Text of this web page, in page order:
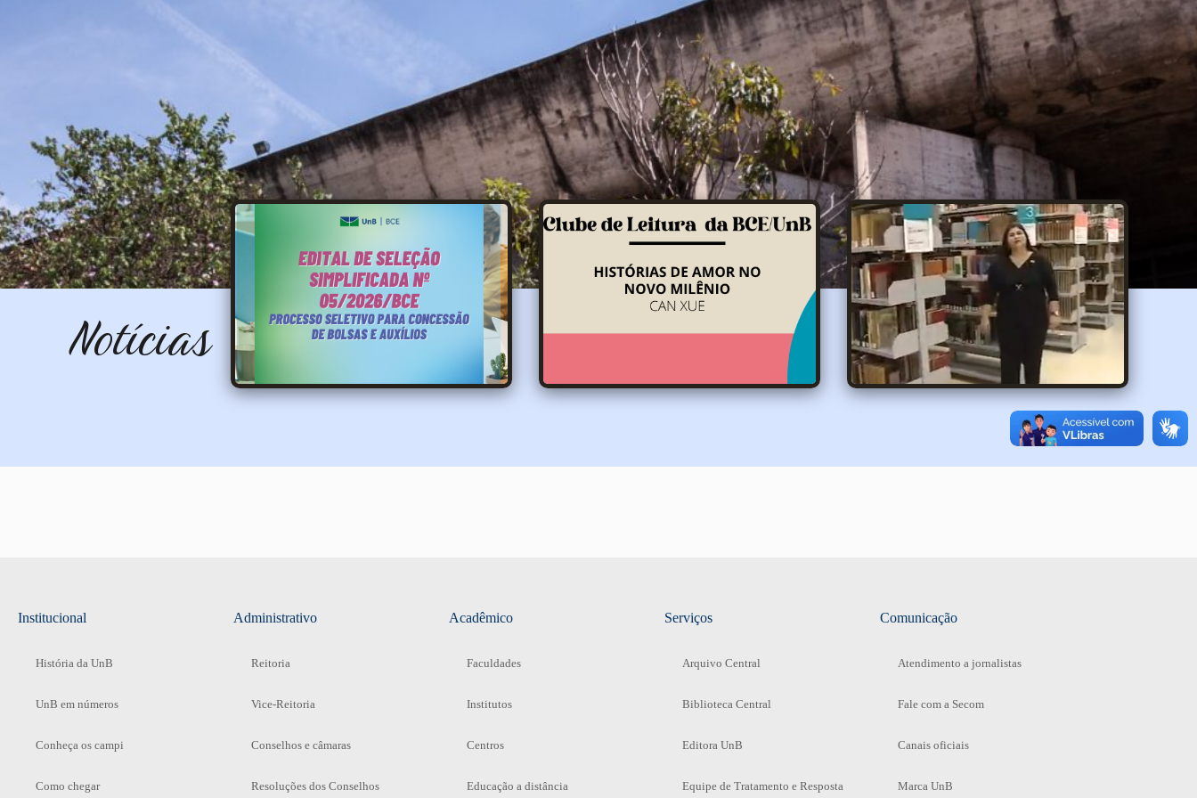
Notícias
Institucional
História da UnB
UnB em números
Conheça os campi
Como chegar
Administrativo
Reitoria
Vice-Reitoria
Conselhos e câmaras
Resoluções dos Conselhos
Acadêmico
Faculdades
Institutos
Centros
Educação a distância
Serviços
Arquivo Central
Biblioteca Central
Editora UnB
Equipe de Tratamento e Resposta
Comunicação
Atendimento a jornalistas
Fale com a Secom
Canais oficiais
Marca UnB